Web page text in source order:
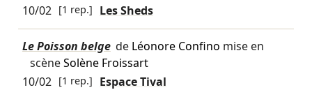
10/02 [1 rep.] Les Sheds
Le Poisson belge de Léonore Confino mise en
scèneSolène Froissart
10/02 [1 rep.] Espace Tival